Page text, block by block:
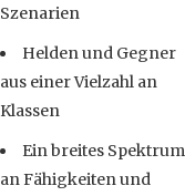
Szenarien
Helden und Gegner
aus einer Vielzahl an
Klassen
Ein breites Spektrum
an Fähigkeiten und